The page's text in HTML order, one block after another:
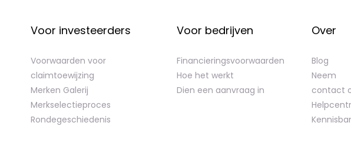
Voor investeerders
Voorwaarden voor
claimtoewijzing
Merken Galerij
Merkselectieproces
Rondegeschiedenis
Voor bedrijven
Financieringsvoorwaarden
Hoe het werkt
Dien een aanvraag in
Over
Blog
Neem
contact